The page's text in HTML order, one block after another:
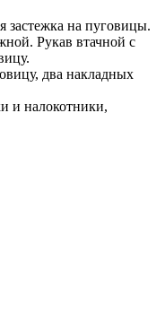
застежка на пуговицы.
Рукав втачной с
два накладных
и налокотники,